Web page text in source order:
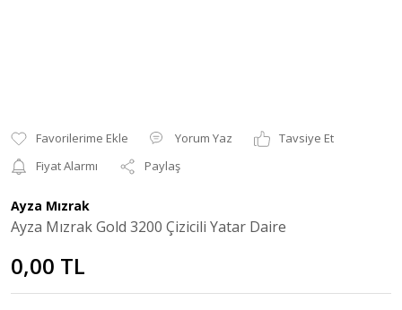
Yorum Yaz
Tavsiye Et
Fiyat Alarmı
Paylaş
Ayza Mızrak
Ayza Mızrak Gold 3200 Çizicili Yatar Daire
0,00 TL